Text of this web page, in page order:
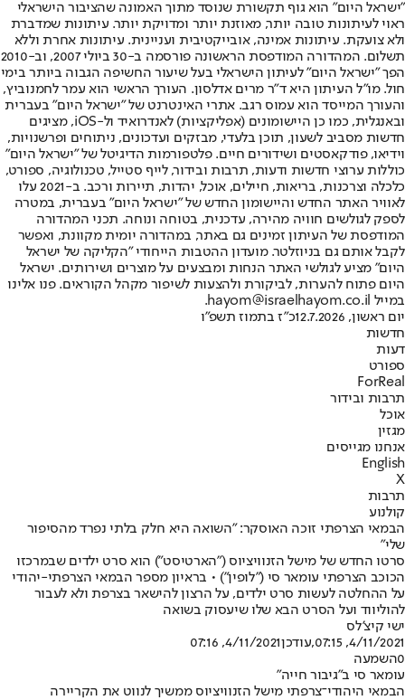
"ישראל היום" הוא גוף תקשורת שנוסד מתוך האמונה שהציבור הישראלי
ראוי לעיתונות טובה יותר, מאוזנת יותר ומדויקת יותר. עיתונות שמדברת
ולא צועקת. עיתונות אמינה, אובייקטיבית ועניינית. עיתונות אחרת וללא
תשלום. המהדורה המודפסת הראשונה פורסמה ב-30 ביולי 2007, וב-2010
הפך "ישראל היום" לעיתון הישראלי בעל שיעור החשיפה הגבוה ביותר בימי
חול. מו"ל העיתון היא ד"ר מרים אדלסון. העורך הראשי הוא עמר לחמנוביץ,
והעורך המייסד הוא עמוס רגב. אתרי האינטרנט של "ישראל היום" בעברית
ובאנגלית, כמו כן היישומונים (אפליקציות) לאנדרואיד ול-iOS, מציגים
חדשות מסביב לשעון, תוכן בלעדי, מבזקים ועדכונים, ניתוחים ופרשנויות,
וידיאו, פודקאסטים ושידורים חיים. פלטפורמות הדיגיטל של "ישראל היום"
כוללות ערוצי חדשות ודעות, תרבות ובידור, לייף סטייל, טכנולוגיה, ספורט,
כלכלה וצרכנות, בריאות, חיילים, אוכל, יהדות, תיירות ורכב. ב-2021 עלו
לאוויר האתר החדש והיישומון החדש של "ישראל היום" בעברית, במטרה
לספק לגולשים חוויה מהירה, עדכנית, בטוחה ונוחה. תכני המהדורה
המודפסת של העיתון זמינים גם באתר, במהדורה יומית מקוונת, ואפשר
לקבל אותם גם בניוזלטר. מועדון ההטבות הייחודי "הקליקה של ישראל
היום" מציע לגולשי האתר הנחות ומבצעים על מוצרים ושירותים. ישראל
היום פתוח להערות, לביקורת ולהצעות לשיפור מקהל הקוראים. פנו אלינו
במייל hayom@israelhayom.co.il.
יום ראשון, 12.7.2026
כ"ז בתמוז תשפ"ו
חדשות
דעות
ספורט
ForReal
תרבות ובידור
אוכל
מגזין
אנחנו מגייסים
English
X
תרבות
קולנוע
הבמאי הצרפתי זוכה האוסקר: "השואה היא חלק בלתי נפרד מהסיפור
שלי"
סרטו החדש של מישל הזנוויציוס ("הארטיסט") הוא סרט ילדים שבמרכזו
הכוכב הצרפתי עומאר סי ("לופין") • בראיון מספר הבמאי הצרפתי-יהודי
על ההחלטה לעשות סרט ילדים, על הרצון להישאר בצרפת ולא לעבור
להוליווד ועל הסרט הבא שלו שיעסוק בשואה
ישי קיצ'לס
4/11/2021, 07:15
,עודכן4/11/2021, 07:16
0השמעה
עומאר סי ב"גיבור חייה"
הבמאי היהודי־צרפתי מישל הזנוויציוס ממשיך לנווט את הקריירה